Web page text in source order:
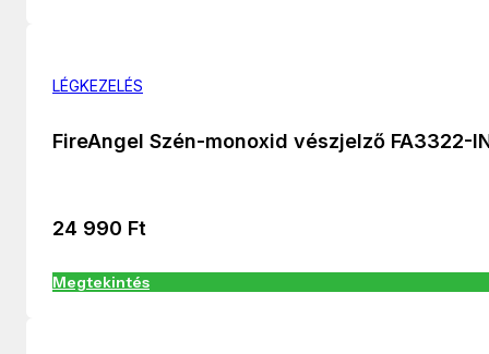
LÉGKEZELÉS
FireAngel Szén-monoxid vészjelző FA3322-
24 990 Ft
Megtekintés